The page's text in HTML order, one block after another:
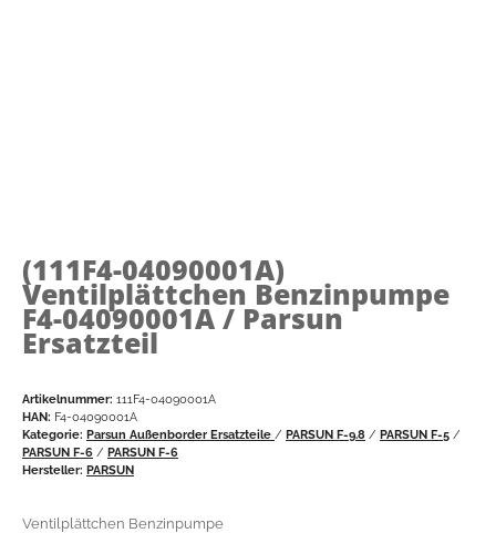
(111F4-04090001A)
Ventilplättchen Benzinpumpe
F4-04090001A / Parsun
Ersatzteil
Artikelnummer: 111F4-04090001A
HAN: F4-04090001A
Kategorie: Parsun Außenborder Ersatzteile / PARSUN F-9.8 / PARSUN F-5 /
PARSUN F-6 / PARSUN F-6
Hersteller: PARSUN
Ventilplättchen Benzinpumpe